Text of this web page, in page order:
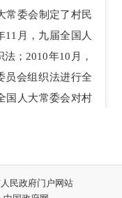
委会制定了村民
11月，九届全国人
；2010年10月，
员会组织法进行全
国人大常委会对村
民政府门户网站